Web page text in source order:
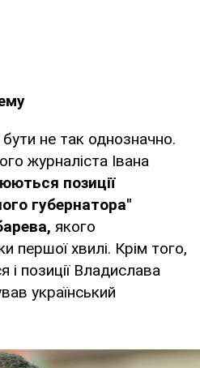
не так однозначно.
журналіста Івана
позиції
губернатора"
якого
першої хвилі. Крім того,
і позиції Владислава
український